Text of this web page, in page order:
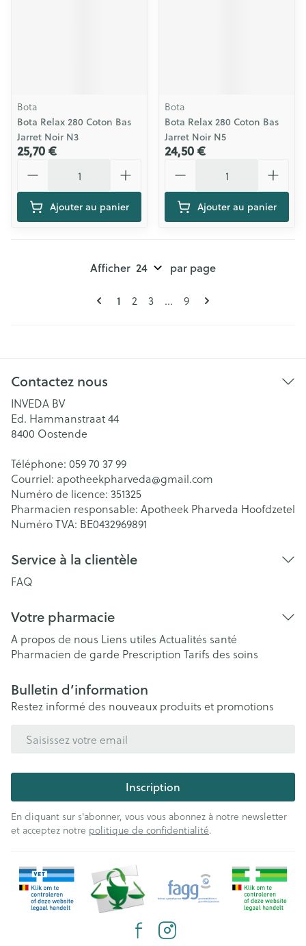
Bota
Bota Relax 280 Coton Bas
Jarret Noir N3
25,70 €
Ajouter au panier
Bota
Bota Relax 280 Coton Bas
Jarret Noir N5
24,50 €
Ajouter au panier
Pages
Vous lisez actuellement la page
1 Page
2 Page
3 ... Page
9
Afficher par page
Contactez nous
INVEDA BV
Ed. Hammanstraat 44
8400 Oostende
Téléphone: 059 70 37 99
Courriel: apotheekpharveda@gmail.com
Numéro de licence: 351325
Pharmacien responsable: Apotheek Pharveda Hoofdzetel
Numéro TVA: BE0432969891
Service à la clientèle
FAQ
Votre pharmacie
A propos de nous Liens utiles Actualités santé
Pharmacien de garde Prescription Tarifs des soins
Bulletin d’information
Restez informé des nouveaux produits et promotions
Inscription
En cliquant sur s'abonner, vous vous abonnez à notre newsletter
et acceptez notre politique de confidentialité.